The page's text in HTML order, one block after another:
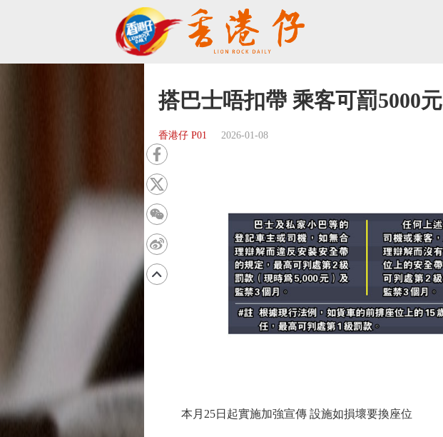
搭巴士唔扣帶 乘客可罰5000元
香港仔 P01 2026-01-08
本月25日起實施加強宣傳 設施如損壞要換座位